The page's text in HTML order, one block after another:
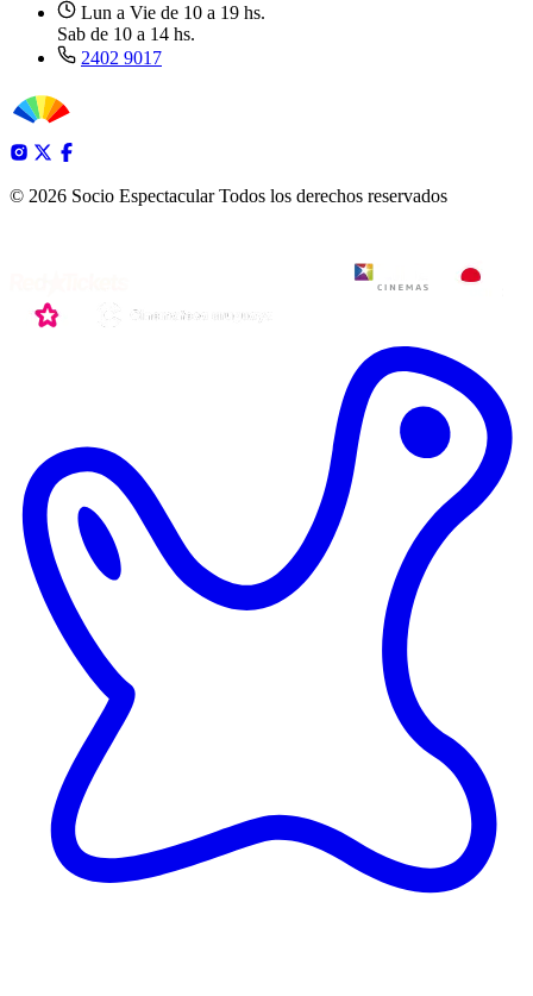
Lun a Vie de 10 a 19 hs.
Sab de 10 a 14 hs.
2402 9017
© 2026 Socio Espectacular Todos los derechos reservados